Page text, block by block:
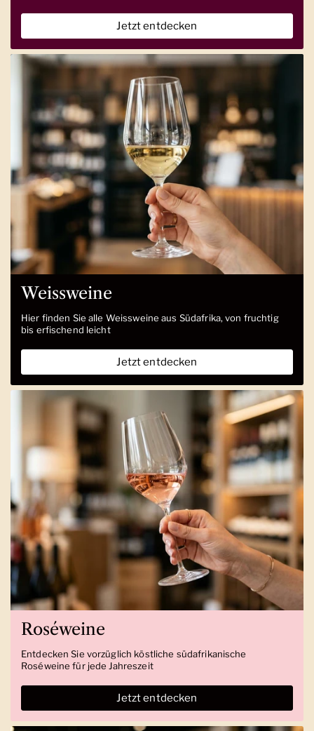
Jetzt entdecken
Weissweine
Hier finden Sie alle Weissweine aus Südafrika, von fruchtig
bis erfischend leicht
Jetzt entdecken
Roséweine
Entdecken Sie vorzüglich köstliche südafrikanische
Roséweine für jede Jahreszeit
Jetzt entdecken